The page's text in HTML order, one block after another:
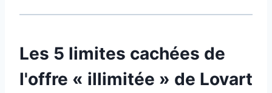
Les 5 limites cachées de
l'offre « illimitée » de Lovart